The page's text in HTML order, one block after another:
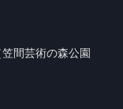
間芸術の森公園